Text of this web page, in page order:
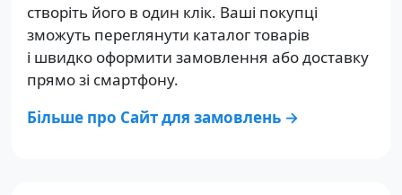
створіть його в один клік. Ваші покупці
зможуть переглянути каталог товарів
і швидко оформити замовлення або доставку
прямо зі смартфону.
Більше про Сайт для замовлень →